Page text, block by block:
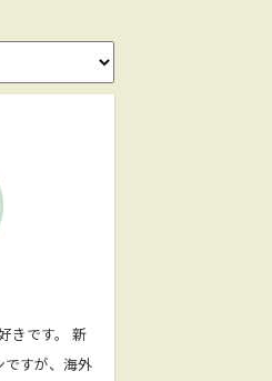
きです。 新
ですが、海外